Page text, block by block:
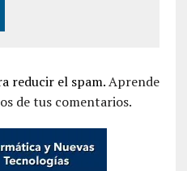
reducir el spam.Aprende
de tus comentarios.